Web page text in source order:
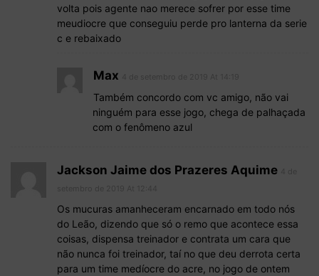
volta pois agente nao merece sofrer por esse time
meudiocre que conseguiu perde pro lanterna da serie
c e rebaixado
Max
Também concordo com vc amigo, não vai
ninguém para esse jogo, chega de palhaçada
com o fenômeno azul
Jackson Jaime dos Prazeres Aquime
Os mucuras amanheceram encarnado em todo nós
do Leão, dizendo que só o remo que acontece essa
coisas, dispensa treinador e contrata um cara que
não nunca foi treinador, taí no que deu derrota certa
para um time medíocre do acre, no jogo de ontem